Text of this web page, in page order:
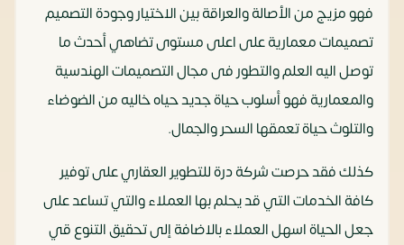
فهو مزيج من الأصالة والعراقة بين الاختيار وجودة التصميم
تصميمات معمارية على اعلى مستوى تضاهي أحدث ما
توصل اليه العلم والتطور فى مجال التصميمات الهندسية
والمعمارية فهو أسلوب حياة جديد حياه خاليه من الضوضاء
والتلوث حياة تعمقها السحر والجمال.
كذلك فقد حرصت شركة درة للتطوير العقاري على توفير
كافة الخدمات التي قد يحلم بها العملاء والتي تساعد على
جعل الحياة اسهل العملاء بالاضافة إلى تحقيق التنوع قي